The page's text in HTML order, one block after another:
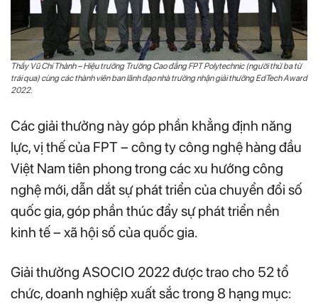
Thầy Vũ Chí Thành – Hiệu trưởng Trường Cao đẳng FPT Polytechnic (người thứ ba từ
trái qua) cùng các thành viên ban lãnh đạo nhà trường nhận giải thưởng EdTech Award
2022.
Các giải thưởng này góp phần khẳng định năng
lực, vị thế của FPT – công ty công nghệ hàng đầu
Việt Nam tiên phong trong các xu hướng công
nghệ mới, dẫn dắt sự phát triển của chuyển đổi số
quốc gia, góp phần thúc đẩy sự phát triển nền
kinh tế – xã hội số của quốc gia.
Giải thưởng ASOCIO 2022 được trao cho 52 tổ
chức, doanh nghiệp xuất sắc trong 8 hạng mục: